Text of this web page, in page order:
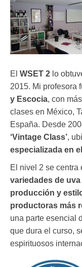
El WSET 2 lo
2015. Mi profesora
y Escocia, con
clases en México,
España. Desde
‘Vintage Class’,
especializada en
El nivel 2 se centra
variedades de
producción y
productoras más
una parte esencial
que dura el curso,
espirituosos